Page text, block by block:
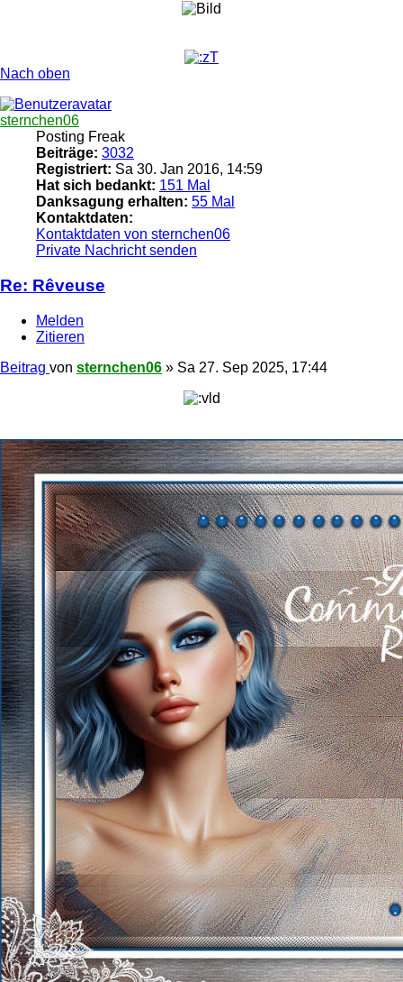
Nach oben
sternchen06
Posting Freak
Beiträge: 3032
Registriert: Sa 30. Jan 2016, 14:59
Hat sich bedankt: 151 Mal
Danksagung erhalten: 55 Mal
Kontaktdaten:
Kontaktdaten von sternchen06
Private Nachricht senden
Re: Rêveuse
Melden
Zitieren
Beitrag von sternchen06 » Sa 27. Sep 2025, 17:44